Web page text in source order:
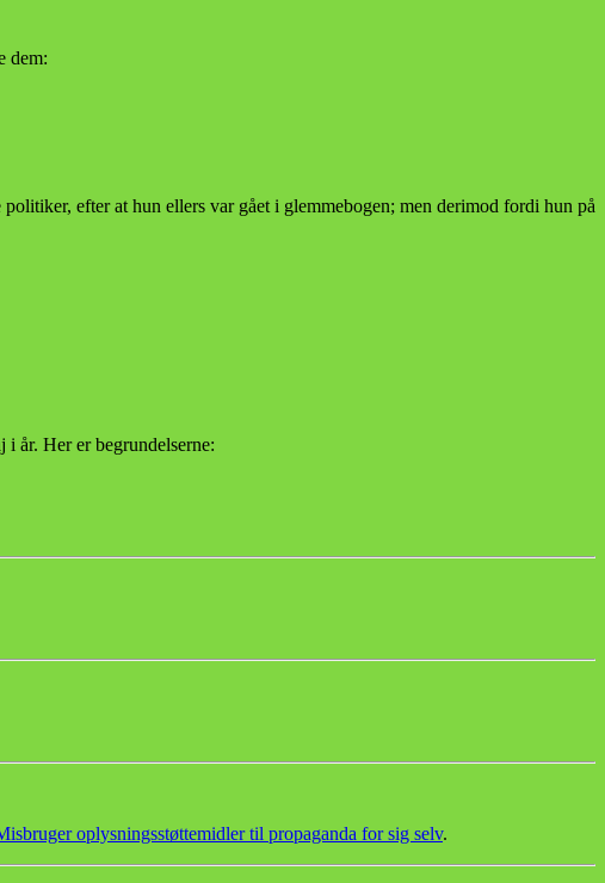
dem:
efter at hun ellers var gået i glemmebogen; men derimod fordi hun på
år. Her er begrundelserne:
oplysningsstøttemidler til propaganda for sig selv.